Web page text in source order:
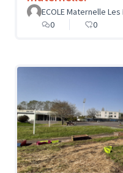
ECOLE Maternelle
0
0